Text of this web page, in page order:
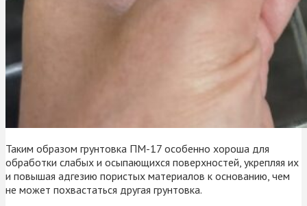
Таким образом грунтовка ПМ-17 особенно хороша для
обработки слабых и осыпающихся поверхностей, укрепляя их
и повышая адгезию пористых материалов к основанию, чем
не может похвастаться другая грунтовка.